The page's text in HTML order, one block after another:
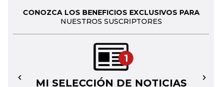
CONOZCA LOS BENEFICIOS EXCLUSIVOS PARA
NUESTROS SUSCRIPTORES
1
MI SELECCIÓN DE NOTICIAS
← →